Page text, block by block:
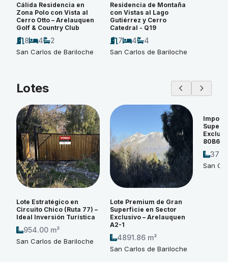
Cálida Residencia en
Zona Polo con Vista al
Cerro Otto – Arelauquen
Golf & Country Club
8 4 2
San Carlos de Bariloche
Residencia de Montaña
con Vistas al Lago
Gutiérrez y Cerro
Catedral - Q19
7 4 4
San Carlos de Bariloche
Lotes
Lote Estratégico en
Circuito Chico (Ruta 77) –
Ideal Inversión Turística
954.00 m²
San Carlos de Bariloche
Lote Premium de Gran
Superficie en Sector
Exclusivo – Arelauquen
A2-1
4891.86 m²
San Carlos de Bariloche
80B6
San